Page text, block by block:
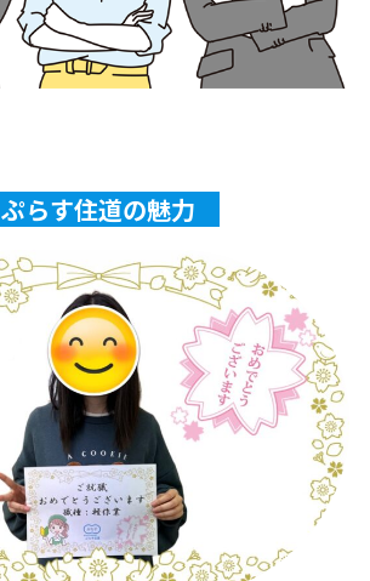
ぷらす住道の魅力